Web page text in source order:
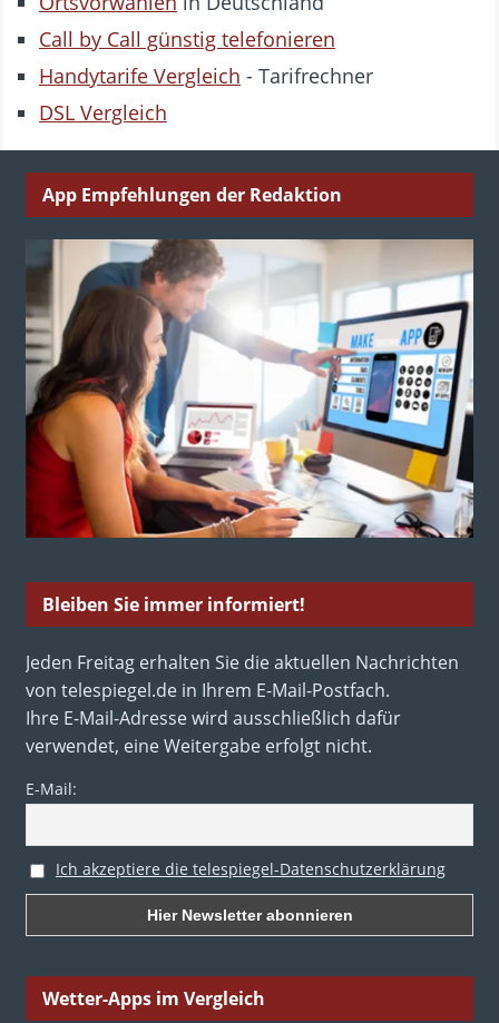
Call by Call günstig telefonieren
Handytarife Vergleich - Tarifrechner
DSL Vergleich
App Empfehlungen der Redaktion
Bleiben Sie immer informiert!
Jeden Freitag erhalten Sie die aktuellen Nachrichten
von telespiegel.de in Ihrem E-Mail-Postfach.
Ihre E-Mail-Adresse wird ausschließlich dafür
verwendet, eine Weitergabe erfolgt nicht.
E-Mail:
Ich akzeptiere die telespiegel-Datenschutzerklärung
Wetter-Apps im Vergleich